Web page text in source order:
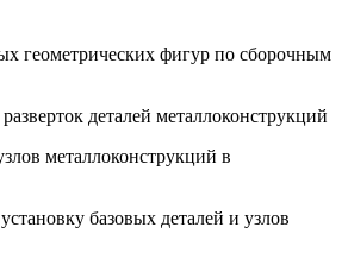
геометрических фигур по сборочным
деталей металлоконструкций
металлоконструкций в
базовых деталей и узлов